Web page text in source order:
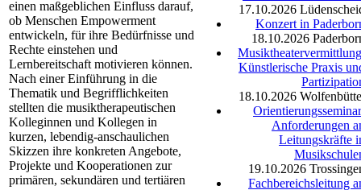
einen maßgeblichen Einfluss darauf,
ob Menschen Empowerment
entwickeln, für ihre Bedürfnisse und
Rechte einstehen und
Lernbereitschaft motivieren können.
Nach einer Einführung in die
Thematik und Begrifflichkeiten
stellten die musiktherapeutischen
Kolleginnen und Kollegen in
kurzen, lebendig-anschaulichen
Skizzen ihre konkreten Angebote,
Projekte und Kooperationen zur
primären, sekundären und tertiären
17.10.2026
Konzert in
18.10.2026
Künstlerische Praxis
18.10.2026
Anforderungen
Leitungskräfte
19.10.2026
Fachbereichsleitung